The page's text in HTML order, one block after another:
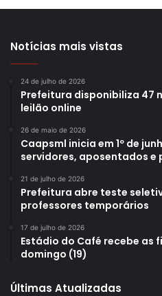
Notícias mais vistas
24 de julho de 2026
Prefeitura disponibiliza 47
leilão online
26 de maio de 2026
Caapsml inicia em 1º de
servidores, aposentados e
21 de julho de 2026
Prefeitura abre teste
professores temporários
17 de julho de 2026
Estádio do Café recebe as
domingo (19)
Últimas Atualizadas